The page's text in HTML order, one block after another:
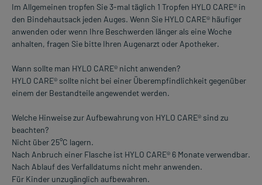
Im Allgemeinen tropfen Sie 3-mal täglich 1 Tropfen HYLO CARE® in
den Bindehautsack jeden Auges. Wenn Sie HYLO CARE® häufiger
anwenden oder wenn Ihre Beschwerden länger als eine Woche
anhalten, fragen Sie bitte Ihren Augenarzt oder Apotheker.
Wann sollte man HYLO CARE® nicht anwenden?
HYLO CARE® sollte nicht bei einer Überempfindlichkeit gegenüber
einem der Bestandteile angewendet werden.
Welche Hinweise zur Aufbewahrung von HYLO CARE® sind zu
beachten?
Nicht über 25°C lagern.
Nach Anbruch einer Flasche ist HYLO CARE® 6 Monate verwendbar.
Nach Ablauf des Verfalldatums nicht mehr anwenden.
Für Kinder unzugänglich aufbewahren.